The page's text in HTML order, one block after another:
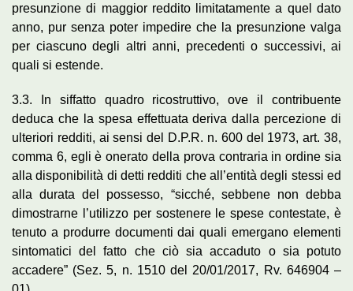
presunzione di maggior reddito limitatamente a quel dato
anno, pur senza poter impedire che la presunzione valga
per ciascuno degli altri anni, precedenti o successivi, ai
quali si estende.
3.3. In siffatto quadro ricostruttivo, ove il contribuente
deduca che la spesa effettuata deriva dalla percezione di
ulteriori redditi, ai sensi del D.P.R. n. 600 del 1973, art. 38,
comma 6, egli è onerato della prova contraria in ordine sia
alla disponibilità di detti redditi che all’entità degli stessi ed
alla durata del possesso, “sicché, sebbene non debba
dimostrarne l’utilizzo per sostenere le spese contestate, è
tenuto a produrre documenti dai quali emergano elementi
sintomatici del fatto che ciò sia accaduto o sia potuto
accadere” (Sez. 5, n. 1510 del 20/01/2017, Rv. 646904 –